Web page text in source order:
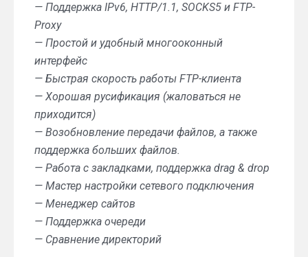
— Поддержка IPv6, HTTP/1.1, SOCKS5 и FTP-
Proxy
— Простой и удобный многооконный
интерфейс
— Быстрая скорость работы FTP-клиента
— Хорошая русификация (жаловаться не
приходится)
— Возобновление передачи файлов, а также
поддержка больших файлов.
— Работа с закладками, поддержка drag & drop
— Мастер настройки сетевого подключения
— Менеджер сайтов
— Поддержка очереди
— Сравнение директорий